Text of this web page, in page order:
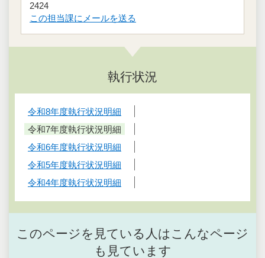
2424
この担当課にメールを送る
執行状況
令和8年度執行状況明細
令和7年度執行状況明細
令和6年度執行状況明細
令和5年度執行状況明細
令和4年度執行状況明細
このページを見ている人はこんなページ
も見ています